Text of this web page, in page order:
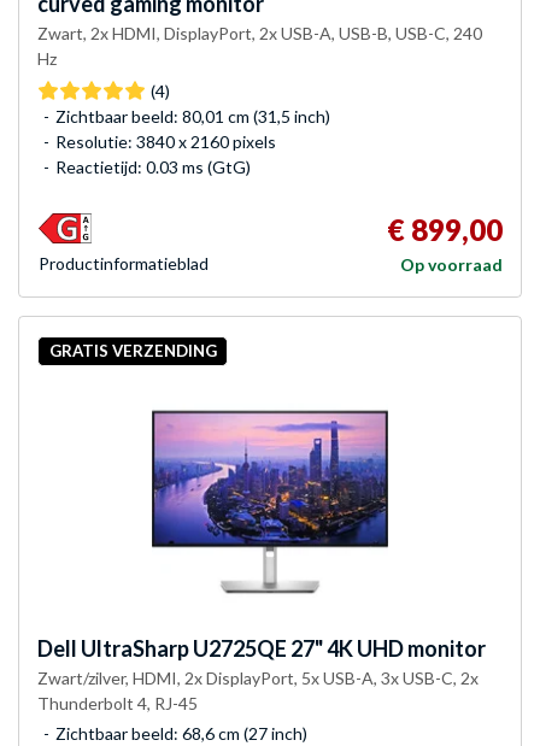
Zwart, 2x HDMI, DisplayPort, 2x USB-A, USB-B, USB-C, 240
Hz
(4)
Zichtbaar beeld: 80,01 cm (31,5 inch)
Resolutie: 3840 x 2160 pixels
Reactietijd: 0.03 ms (GtG)
€ 899,00
Op voorraad
Product­informatieblad
GRATIS VERZENDING
Dell UltraSharp U2725QE 27" 4K UHD monitor
Zwart/zilver, HDMI, 2x DisplayPort, 5x USB-A, 3x USB-C, 2x
Thunderbolt 4, RJ-45
Zichtbaar beeld: 68,6 cm (27 inch)